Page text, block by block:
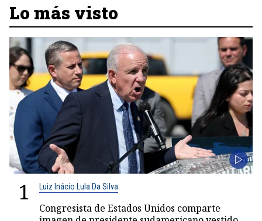
Lo más visto
1 Luiz Inácio Lula Da Silva
Congresista de Estados Unidos comparte